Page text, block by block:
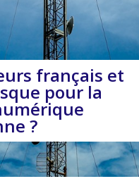
français et
pour la
?